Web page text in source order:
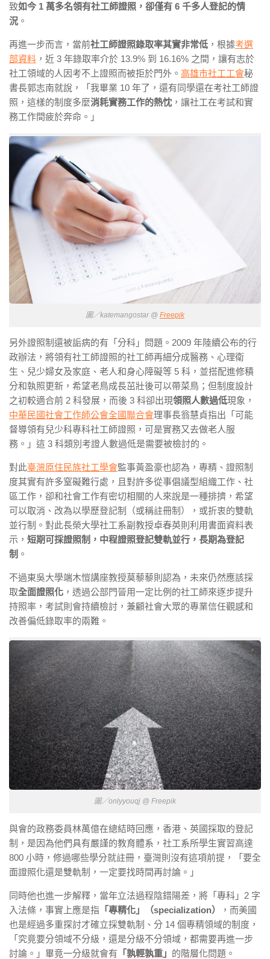
致如今 1 萬多名領有社工師證照，卻僅有 6 千多人登記的情
況 。
再進一步而言，當前社工師證照錄取率其實非常低 ，根據考選
部資料 ，近 3 年錄取率介於 13.9% 到 16.16% 之間，讓有志於
社工領域的人因考不上證照而被拒於門外。 高雄市社工工會秘
書長郭志南就說，「我畢業 10 年了，還有同學還在考社工師證
照，這樣的制度多麼消耗實務工作的熱忱 ，讓社工在考試和實
務工作間疲於奔命。」
圖／katemangostar @ Freepik
另外證照制還被詬病的有「分科」問題。2009 年陸續公布的行
政辦法，將領有社工師證照的社工師再細分成醫務、心理衛
生、兒少婦女及家庭、老人和身心障礙等 5 科，並搭配進修積
分和執照更新，希望老鳥成長茁壯後可以帶菜鳥；但制度設計
之初較適合前 2 科發展，而後 3 科卻出現領照人數過低現象，
中華民國社會工作師公會全國聯合會理事長翁慧貞指出「可能
督導領有兒少科專科社工師證照，可是實務又去做老人服
務。」這 3 科類別考證人數過低是需要被檢討的。
對此臺灣原住民族社工學會監事黃盈豪也認為，專精、證照制
度其實有許多窒礙難行處，且對許多從事倡議型組織工作、社
區工作，卻和社會工作有密切相關的人來說是一種排擠，希望
可以取消、改為以學歷登記制（或稱註冊制），或折衷的雙軌
並行制。對此長榮大學社工系副教授卓春英則利用書面資料表
示， 短期可採證照制，中程證照登記雙軌並行，長期為登記
制 。
不過東吳大學端木愷講座教授莫藜藜則認為，未來仍然應該採
取全面證照化 ，透過公部門晉用一定比例的社工師來逐步提升
持照率，考試則會持續檢討，兼顧社會大眾的專業信任觀感和
改善偏低錄取率的兩難。
圖／onlyyouqj @ Freepik
與會的政務委員林萬億在總結時回應，香港、英國採取的登記
制，是因為他們具有嚴謹的教育體系，社工系所學生實習高達
800 小時，修過哪些學分就註冊，臺灣則沒有這項前提，「要全
面證照化還是雙軌制，一定要找時間再討論。」
同時他也進一步解釋，當年立法過程陰錯陽差，將「專科」2 字
入法條，事實上應是指 「專精化」（specialization）
，而美國
也是經過多重探討才確立採雙軌制、分 14 個專精領域的制度，
「究竟要分領域不分級，還是分級不分領域，都需要再進一步
討論。」畢竟一分級就會有 「孰輕孰重」 的階層化問題。